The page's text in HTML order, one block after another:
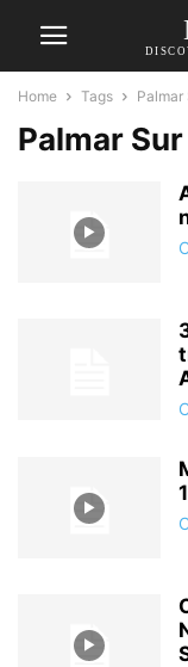
Home Tags Palmar
Palmar Sur